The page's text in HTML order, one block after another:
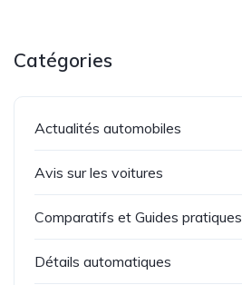
Catégories
Actualités automobiles
Avis sur les voitures
Comparatifs et Guides pratiques
Détails automatiques